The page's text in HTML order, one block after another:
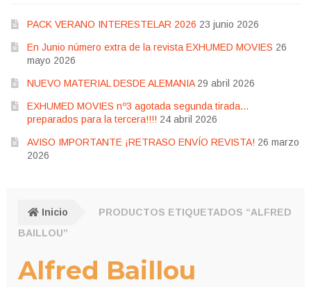
PACK VERANO INTERESTELAR 2026 23 junio 2026
En Junio número extra de la revista EXHUMED MOVIES 26
mayo 2026
NUEVO MATERIAL DESDE ALEMANIA 29 abril 2026
EXHUMED MOVIES nº3 agotada segunda tirada…
preparados para la tercera!!!! 24 abril 2026
AVISO IMPORTANTE ¡RETRASO ENVÍO REVISTA! 26 marzo
2026
Inicio
PRODUCTOS ETIQUETADOS “ALFRED
BAILLOU”
Alfred Baillou